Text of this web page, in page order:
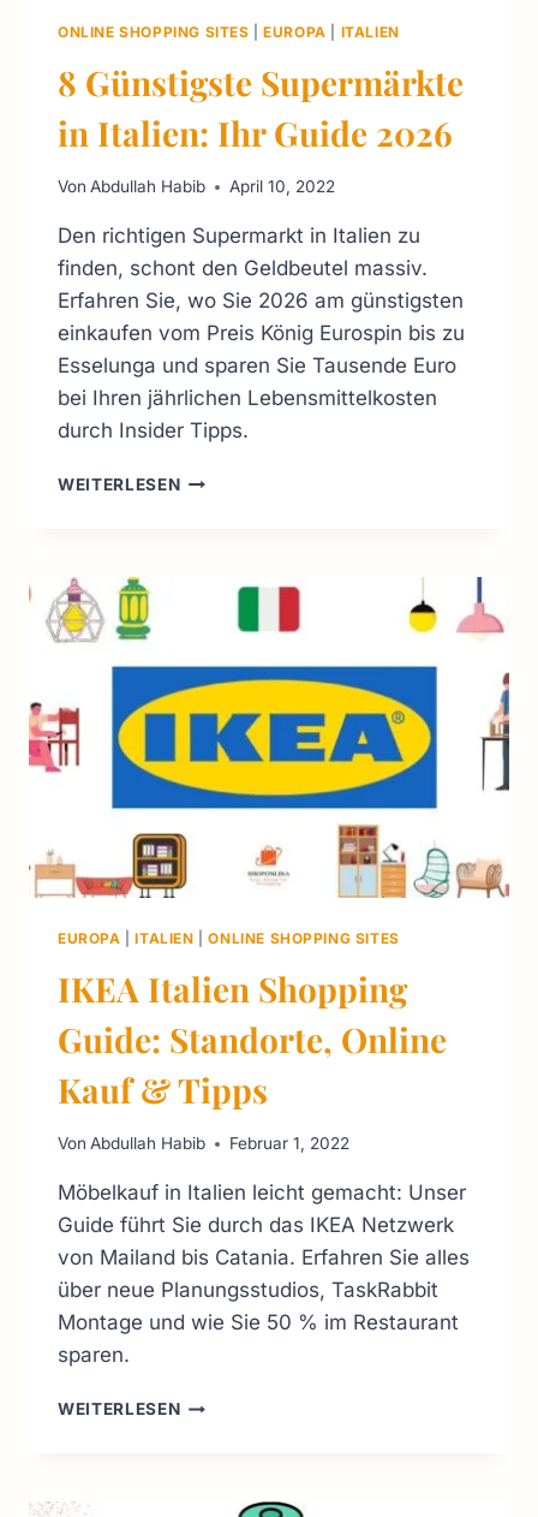
ONLINE SHOPPING SITES |EUROPA ITALIEN
8 Günstigste Supermärkte
in Italien: Ihr Guide 2026
Von Abdullah Habib April 10, 2022
Den richtigen Supermarkt in Italien zu
finden, schont den Geldbeutel massiv.
Erfahren Sie, wo Sie 2026 am günstigsten
einkaufen vom Preis König Eurospin bis zu
Esselunga und sparen Sie Tausende Euro
bei Ihren jährlichen Lebensmittelkosten
durch Insider Tipps.
WEITERLESEN8
EUROPA |ITALIEN |ONLINE SHOPPING SITES
IKEA Italien Shopping
Guide: Standorte, Online
Kauf & Tipps
Von Abdullah Habib Februar 1, 2022
Möbelkauf in Italien leicht gemacht: Unser
Guide führt Sie durch das IKEA Netzwerk
von Mailand bis Catania. Erfahren Sie alles
über neue Planungsstudios, TaskRabbit
Montage und wie Sie 50 % im Restaurant
sparen.
WEITERLESENIKEA
STANDORTE,